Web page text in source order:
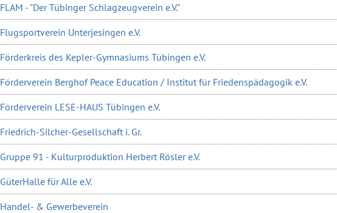
FLAM - "Der Tübinger Schlagzeugverein e.V."
Flugsportverein Unterjesingen e.V.
Förderkreis des Kepler-Gymnasiums Tübingen e.V.
Förderverein Berghof Peace Education / Institut für Friedenspädagogik e.V.
Förderverein LESE-HAUS Tübingen e.V.
Friedrich-Silcher-Gesellschaft i. Gr.
Gruppe 91 - Kulturproduktion Herbert Rösler e.V.
GüterHalle für Alle e.V.
Handel- & Gewerbeverein